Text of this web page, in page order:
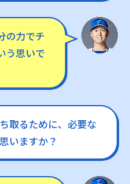
の力でチ
う思いで
取るために、必要な
いますか？